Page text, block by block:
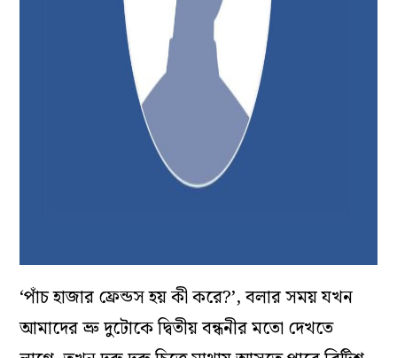
‘পাঁচ হাজার ফ্রেন্ডস হয় কী করে?’, বলার সময় যখন
আমাদের ভ্রু দুটোকে দ্বিতীয় বন্ধনীর মতো দেখতে